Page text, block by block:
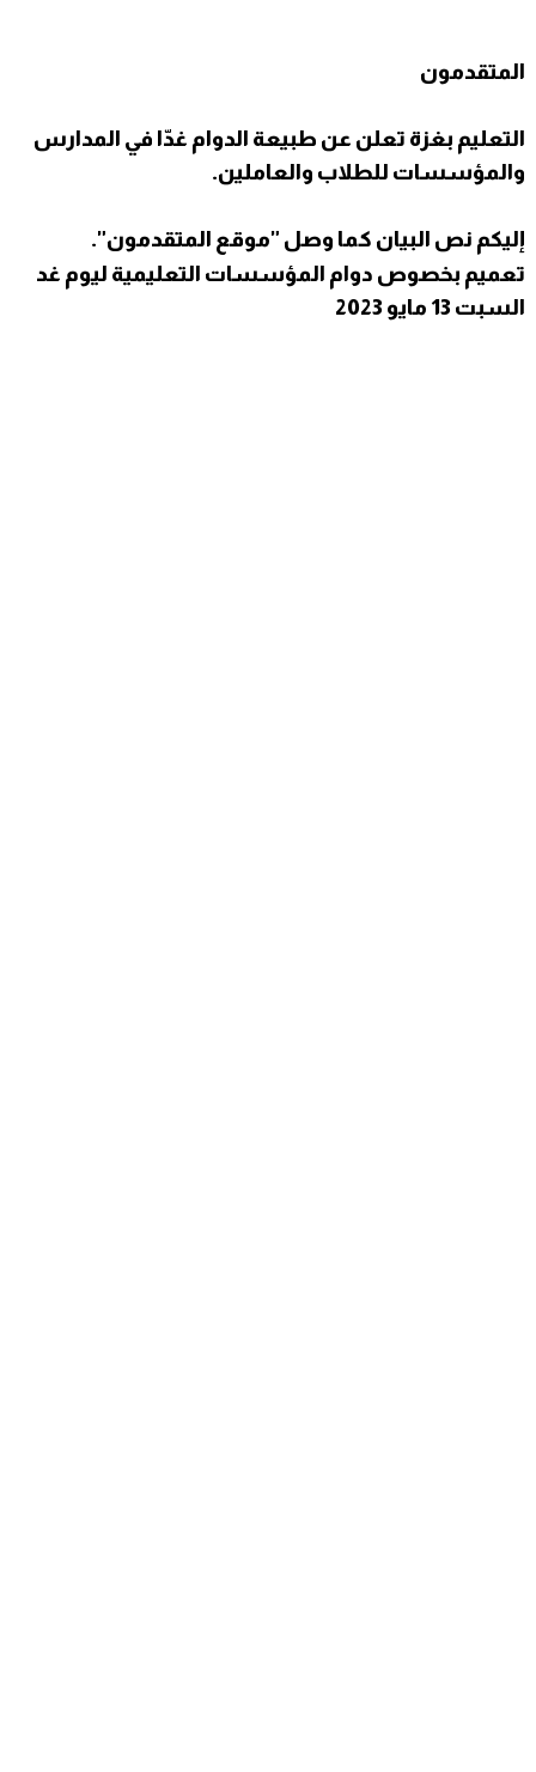
المتقدمون
التعليم بغزة تعلن عن طبيعة الدوام غدّا في المدارس
والمؤسسات للطلاب والعاملين.
إليكم نص البيان كما وصل "موقع المتقدمون".
تعميم بخصوص دوام المؤسسات التعليمية ليوم غد
السبت 13 مايو 2023